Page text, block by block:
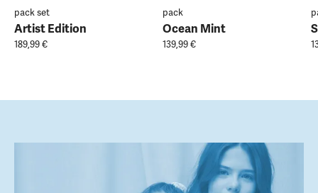
pack set
Artist Edition
189,99 €
pack
Ocean Mint
139,99 €